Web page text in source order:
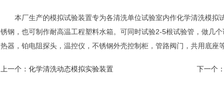
本厂生产的模拟试验装置专为各清洗单位试验室内作化学清洗模拟
锈钢，也可制作耐高温工程塑料水箱。可同时试验2-5根试验管，做几
热器，铂电阻探头，温控仪，不锈钢外壳控制柜，管路阀门，共用底座等
上一个： 化学清洗动态模拟实验装置 下一个：